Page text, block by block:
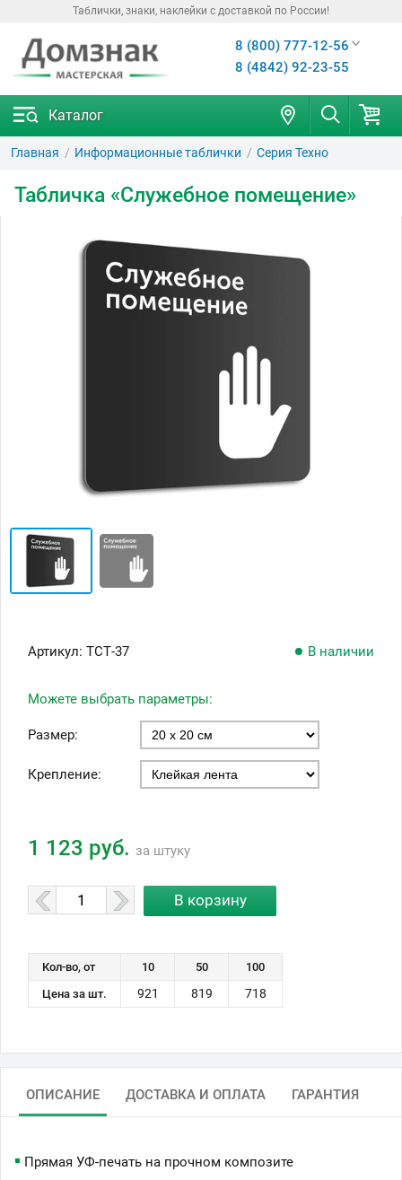
Таблички, знаки, наклейки с доставкой по России!
8 (800) 777-12-56
8 (4842) 92-23-55
Каталог
Главная Информационные таблички Серия Техно
Табличка «Служебное помещение»
Артикул: ТСТ-37 В наличии
Можете выбрать параметры:
Размер:
Крепление:
1 123 руб. за штуку
Кол-во, от 10 50
100
Цена за шт.
921 819 718
ОПИСАНИЕ ДОСТАВКА И ОПЛАТА ГАРАНТИЯ
Прямая УФ-печать на прочном композите